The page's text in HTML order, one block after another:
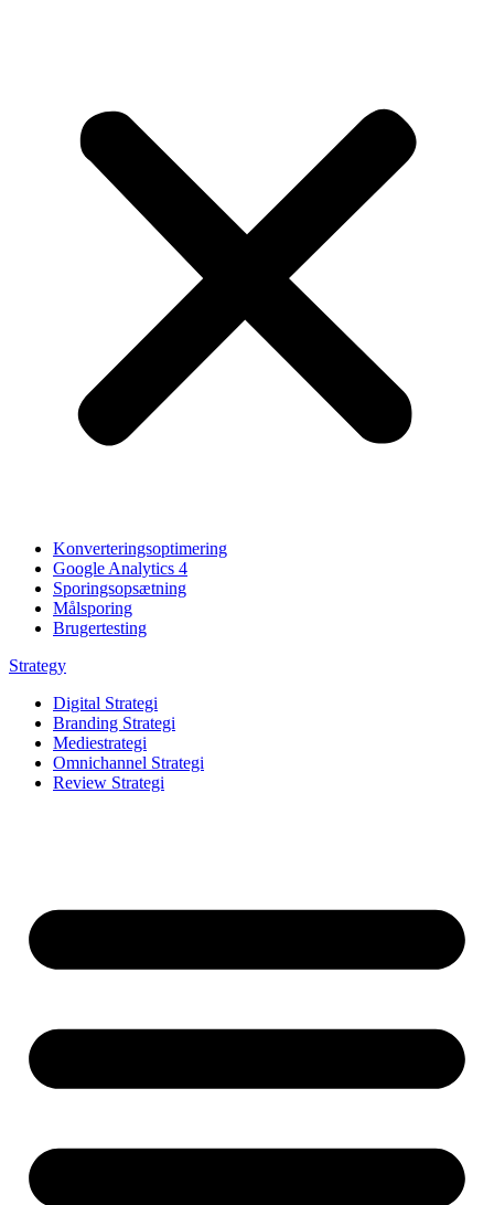
Konverteringsoptimering
Google Analytics 4
Sporingsopsætning
Målsporing
Brugertesting
Strategy
Digital Strategi
Branding Strategi
Mediestrategi
Omnichannel Strategi
Review Strategi